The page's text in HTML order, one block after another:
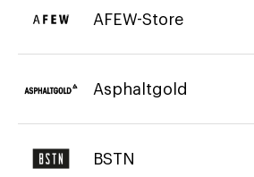
AFEW-Store
Asphaltgold
BSTN